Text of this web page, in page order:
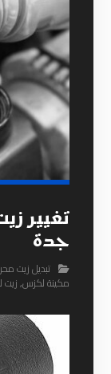
تغيير
جدة
تبديل زيت
مكينة لكزس,